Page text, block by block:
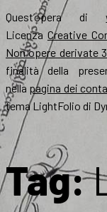
Quest’opera di
Licenza Creative
Non opere derivate
finalità della
nella pagina dei
tema LightFolio di
Tag: